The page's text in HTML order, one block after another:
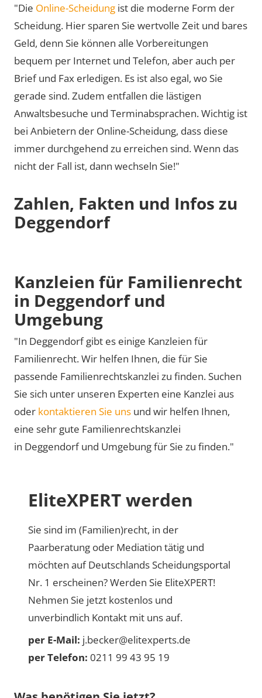
"Die Online-Scheidung ist die moderne Form der
Scheidung. Hier sparen Sie wertvolle Zeit und bares
Geld, denn Sie können alle Vorbereitungen
bequem per Internet und Telefon, aber auch per
Brief und Fax erledigen. Es ist also egal, wo Sie
gerade sind. Zudem entfallen die lästigen
Anwaltsbesuche und Terminabsprachen. Wichtig ist
bei Anbietern der Online-Scheidung, dass diese
immer durchgehend zu erreichen sind. Wenn das
nicht der Fall ist, dann wechseln Sie!"
Zahlen, Fakten und Infos zu
Deggendorf
Kanzleien für Familienrecht
in Deggendorf und
Umgebung
"In Deggendorf gibt es einige Kanzleien für
Familienrecht. Wir helfen Ihnen, die für Sie
passende Familienrechtskanzlei zu finden. Suchen
Sie sich unter unseren Experten eine Kanzlei aus
oder kontaktieren Sie uns und wir helfen Ihnen,
eine sehr gute Familienrechtskanzlei
in Deggendorf und Umgebung für Sie zu finden."
EliteXPERT werden
Sie sind im (Familien)recht, in der
Paarberatung oder Mediation tätig und
möchten auf Deutschlands Scheidungsportal
Nr. 1 erscheinen? Werden Sie EliteXPERT!
Nehmen Sie jetzt kostenlos und
unverbindlich Kontakt mit uns auf.
per E-Mail: j.becker@elitexperts.de
per Telefon: 0211 99 43 95 19